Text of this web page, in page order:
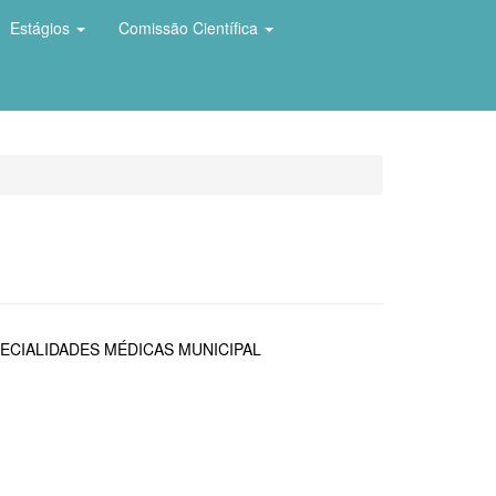
Estágios Comissão Científica
MÉDICAS MUNICIPAL